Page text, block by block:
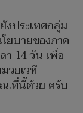
งประเทศกลุ่ม
ยบายของภาค
า 14 วัน เพื่อ
วยเวที
.ที่นี้ด้วย ครับ